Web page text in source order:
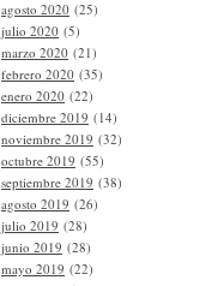
agosto 2020 (25)
julio 2020 (5)
marzo 2020 (21)
febrero 2020 (35)
enero 2020 (22)
diciembre 2019 (14)
noviembre 2019 (32)
octubre 2019 (55)
septiembre 2019 (38)
agosto 2019 (26)
julio 2019 (28)
junio 2019 (28)
mayo 2019 (22)